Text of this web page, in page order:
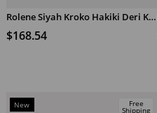
ADD TO CART Rolene Siyah Kroko Hakiki Deri Kısa Topuklu Kadın Çizme
$168.54
New
Free
Shipping